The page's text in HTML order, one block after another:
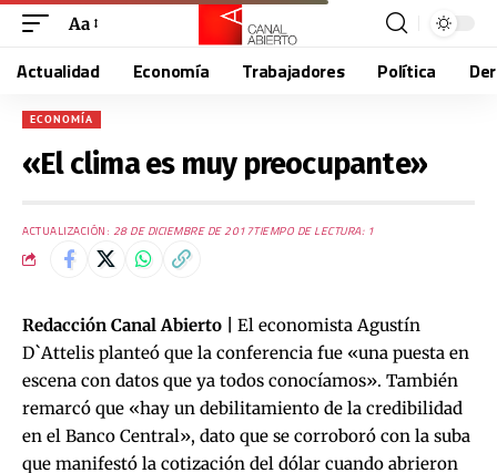
Aa
Actualidad Economía Trabajadores Política
ECONOMÍA
«El clima es muy preocupante»
ACTUALIZACIÓN: 28 DE DICIEMBRE DE 2017TIEMPO DE LECTURA: 1
Redacción Canal Abierto | El economista Agustín
D`Attelis planteó que la conferencia fue «una puesta en
escena con datos que ya todos conocíamos». También
remarcó que «hay un debilitamiento de la credibilidad
en el Banco Central», dato que se corroboró con la suba
que manifestó la cotización del dólar cuando abrieron